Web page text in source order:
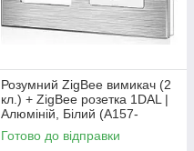
Розумний ZigBee вимикач (2
кл.) + ZigBee розетка 1DAL |
Алюміній, Білий (A157-
GSW2G.ZB-ST.ZB.WT)
Готово до відправки